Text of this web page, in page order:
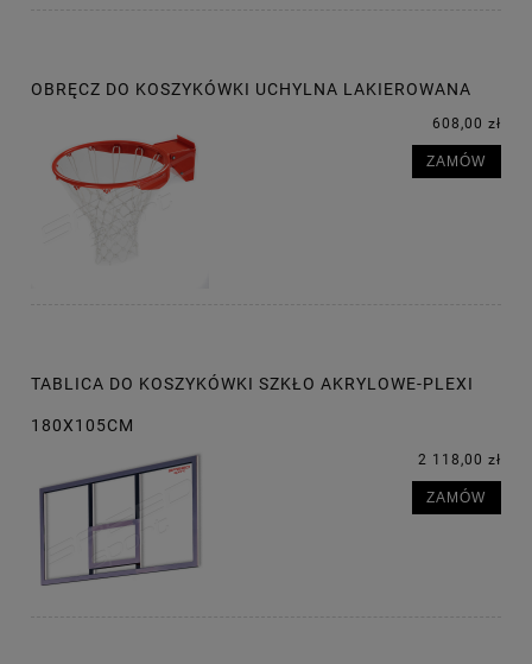
OBRĘCZ DO KOSZYKÓWKI UCHYLNA LAKIEROWANA
608,00 zł
ZAMÓW
TABLICA DO KOSZYKÓWKI SZKŁO AKRYLOWE-PLEXI
180X105CM
2 118,00 zł
ZAMÓW